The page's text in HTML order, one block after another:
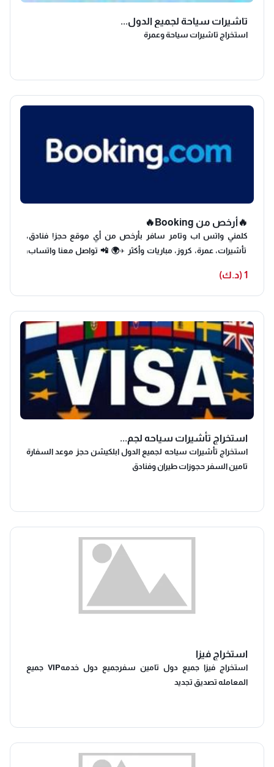
تاشيرات سياحة لجميع الدول...
استخراج تاشيرات سياحة وعمرة
🔥أرخص من Booking🔥
كلمني واتس اب وتامر سافر بأرخص من أي موقع حجز! فنادق،
تأشيرات، عمرة، كروز، مباريات وأكثر ✈️🌍 📲 تواصل معنا واتساب:
cruises, matches & more! 📲 Contact us on WhatsApp:
1 (د.ك)
استخراج تأشيرات سياحه لجم...
استخراج تأشيرات سياحه لجميع الدول ابلكيشن حجز موعد السفارة
تامين السفر حجوزات طيران وفنادق
استخراج فيزا
استخراج فيزا جميع دول تامين سفرجميع دول خدمهVIP جميع
المعامله تصديق تجديد